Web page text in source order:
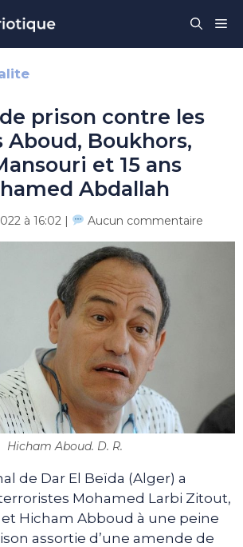
prison contre les
Boukhors,
et 15 ans
Abdallah
à 16:02 | Aucun commentaire
Hicham Aboud. D. R.
de Dar El Beïda (Alger) a
Mohamed Larbi Zitout,
Hicham Abboud à une peine
assortie d’une amende de